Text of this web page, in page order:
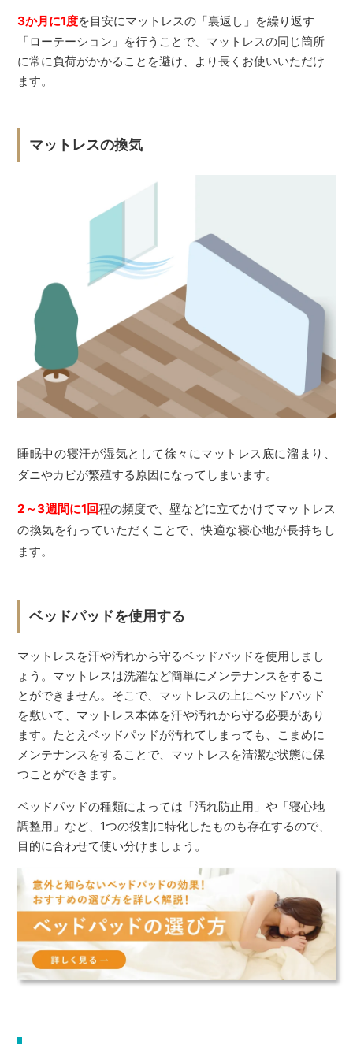
3か月に1度を目安にマットレスの「裏返し」を繰り返す
「ローテーション」を行うことで、マットレスの同じ箇所
に常に負荷がかかることを避け、より長くお使いいただけ
ます。
マットレスの換気
睡眠中の寝汗が湿気として徐々にマットレス底に溜まり、
ダニやカビが繁殖する原因になってしまいます。
2～3週間に1回程の頻度で、壁などに立てかけてマットレス
の換気を行っていただくことで、快適な寝心地が長持ちし
ます。
ベッドパッドを使用する
マットレスを汗や汚れから守るベッドパッドを使用しまし
ょう。マットレスは洗濯など簡単にメンテナンスをするこ
とができません。そこで、マットレスの上にベッドパッド
を敷いて、マットレス本体を汗や汚れから守る必要があり
ます。たとえベッドパッドが汚れてしまっても、こまめに
メンテナンスをすることで、マットレスを清潔な状態に保
つことができます。
ベッドパッドの種類によっては「汚れ防止用」や「寝心地
調整用」など、1つの役割に特化したものも存在するので、
目的に合わせて使い分けましょう。